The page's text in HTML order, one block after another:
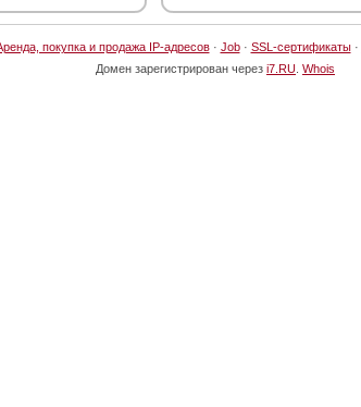
покупка и продажа IP-адресов· Job· SSL-сертификаты·
Домен зарегистрирован через i7.RU Whois